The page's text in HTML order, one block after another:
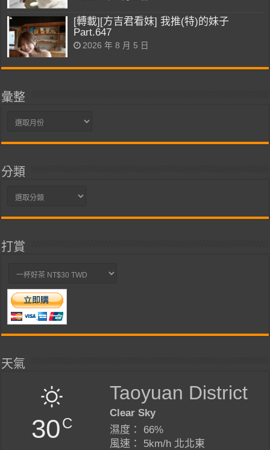
[轉載][方吉君看妹] 我推(特)的妹子
Part.647
2026 年 8 月 5 日
彙整
彙
分類
分
打賞
天氣
30C
Taoyuan District
Clear Sky
濕度： 66%
風速： 5km/h 北北東